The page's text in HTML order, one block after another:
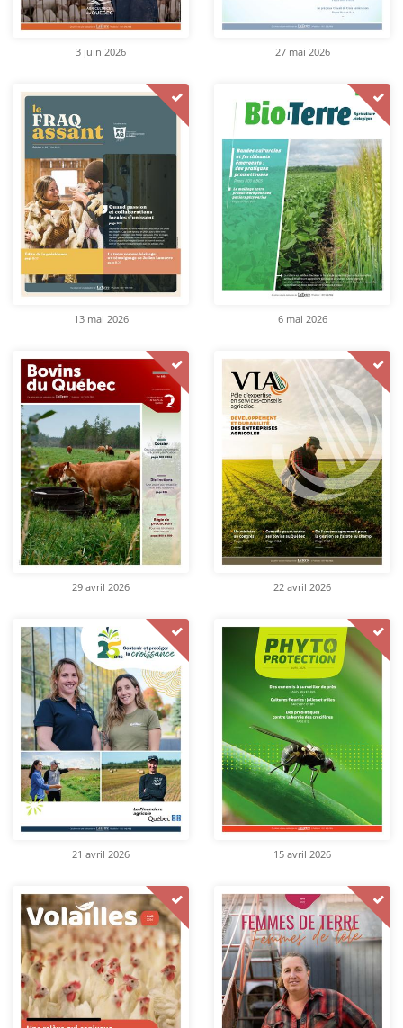
3 juin 2026 27 mai 2026
13 mai 2026 6 mai 2026
29 avril 2026 22 avril 2026
21 avril 2026 15 avril 2026